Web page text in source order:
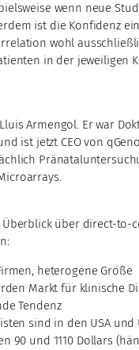
wenn neue
ist die Konfidenz
wohl
in der jeweiligen
Armengol. Er war
ist jetzt CEO von
Überblick über direct-to-
heterogene Größe
Markt für klinische
Tendenz
sind in den USA und
90 und 1110 Dollars